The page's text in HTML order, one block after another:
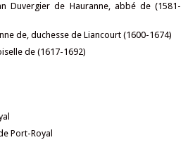
Duvergier de Hauranne, abbé de (1581-
de, duchesse de Liancourt (1600-1674)
de (1617-1692)
Port-Royal